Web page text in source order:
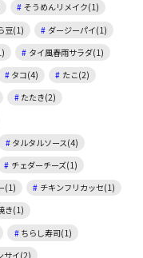
そうめんリメイク(1)
豆(1)
ダージーパイ(1)
タイ風春雨サラダ(1)
タコ(4)
たこ(2)
たたき(2)
タルタルソース(4)
チェダーチーズ(1)
(1)
チキンフリカッセ(1)
き(1)
ちらし寿司(1)
サイ(2)